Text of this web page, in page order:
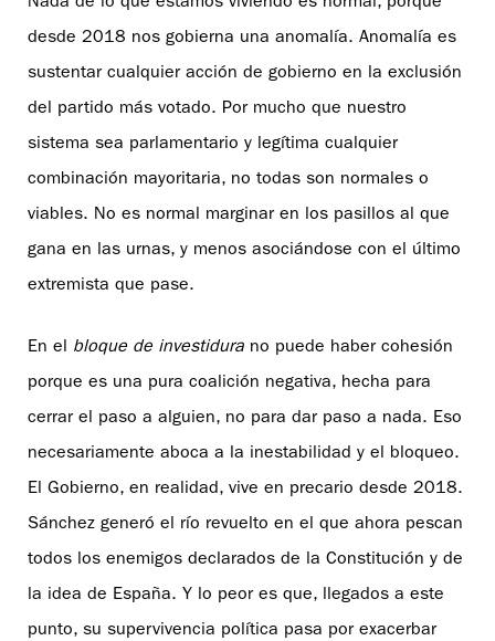
desde 2018 nos gobierna una anomalía. Anomalía es
sustentar cualquier acción de gobierno en la exclusión
del partido más votado. Por mucho que nuestro
sistema sea parlamentario y legítima cualquier
combinación mayoritaria, no todas son normales o
viables. No es normal marginar en los pasillos al que
gana en las urnas, y menos asociándose con el último
extremista que pase.
En el bloque de investidura no puede haber cohesión
porque es una pura coalición negativa, hecha para
cerrar el paso a alguien, no para dar paso a nada. Eso
necesariamente aboca a la inestabilidad y el bloqueo.
El Gobierno, en realidad, vive en precario desde 2018.
Sánchez generó el río revuelto en el que ahora pescan
todos los enemigos declarados de la Constitución y de
la idea de España. Y lo peor es que, llegados a este
punto, su supervivencia política pasa por exacerbar